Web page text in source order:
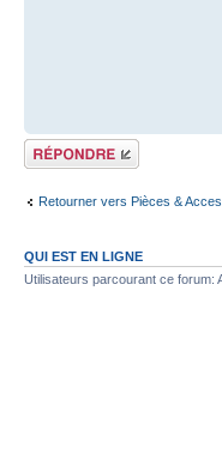
Répondre
Retourner vers Pièces &
QUI EST EN LIGNE
Utilisateurs parcourant ce forum: